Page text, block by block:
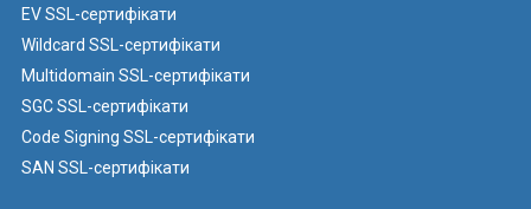
EV SSL-сертифікати
Wildcard SSL-сертифікати
Multidomain SSL-сертифікати
SGC SSL-сертифікати
Code Signing SSL-сертифікати
SAN SSL-сертифікати